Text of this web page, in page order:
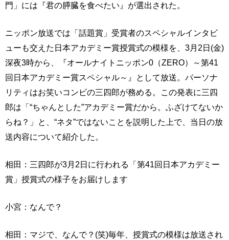
門」には『君の膵臓を食べたい』が選出された。
ニッポン放送では「話題賞」受賞者のスペシャルインタビ
ューも交えた日本アカデミー賞授賞式の模様を、3月2日(金)
深夜3時から、『オールナイトニッポン0（ZERO）～第41
回日本アカデミー賞スペシャル～』として放送。パーソナ
リティはお笑いコンビの三四郎が務める。この発表に三四
郎は「“ちゃんとした”アカデミー賞だから。ふざけてないか
らね？」と、“ネタ”ではないことを説明した上で、当日の放
送内容について紹介した。
相田：三四郎が3月2日に行われる「第41回日本アカデミー
賞」授賞式の様子をお届けします
小宮：なんで？
相田：マジで、なんで？(笑)毎年、授賞式の模様は放送され